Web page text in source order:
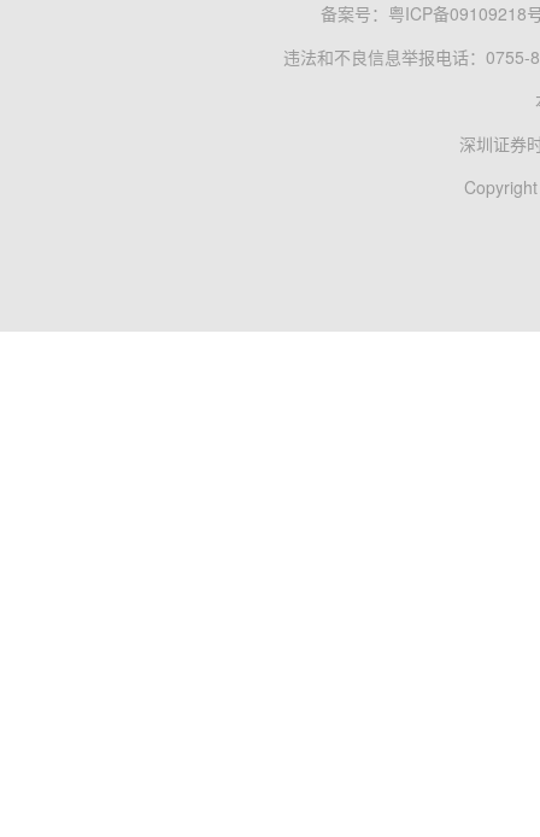
备案号： 粤ICP备09109218
违法和不良信息举报电话：0755-
深圳证券